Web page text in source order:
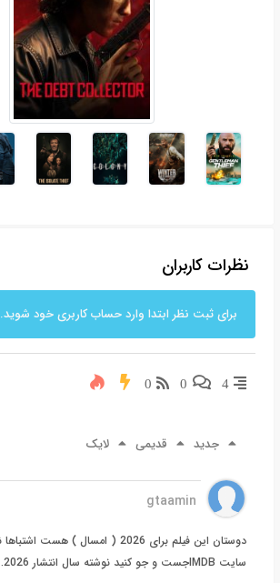
نظرات کاربران
برای ثبت نظر ابتدا وارد حساب کاربری خود شوید.
4
0
0
جدید قدیمی لایک
gtaamin
سایت IMDBجست و جو کنید نوشته سال انتشار 2026.